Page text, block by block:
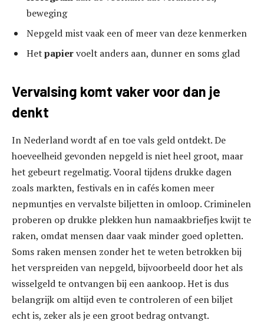
beweging
Nepgeld mist vaak een of meer van deze kenmerken
Hetpapiervoelt anders aan, dunner en soms glad
Vervalsing komt vaker voor dan je
denkt
In Nederland wordt af en toe vals geld ontdekt. De
hoeveelheid gevonden nepgeld is niet heel groot, maar
het gebeurt regelmatig. Vooral tijdens drukke dagen
zoals markten, festivals en in cafés komen meer
nepmuntjes en vervalste biljetten in omloop. Criminelen
proberen op drukke plekken hun namaakbriefjes kwijt te
raken, omdat mensen daar vaak minder goed opletten.
Soms raken mensen zonder het te weten betrokken bij
het verspreiden van nepgeld, bijvoorbeeld door het als
wisselgeld te ontvangen bij een aankoop. Het is dus
belangrijk om altijd even te controleren of een biljet
echt is, zeker als je een groot bedrag ontvangt.